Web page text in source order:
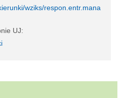
wziks/respon.entr.mana
UJ: